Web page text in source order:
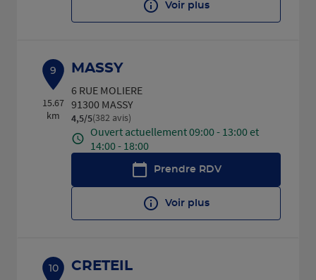
Voir plus
9
15.67
km
MASSY
6 RUE MOLIERE
91300 MASSY
4,5/5Note de 4.5 sur 5
(382 avis)
Ouvert actuellement 09:00 - 13:00 et
14:00 - 18:00
Prendre RDV
Voir plus
10
CRETEIL